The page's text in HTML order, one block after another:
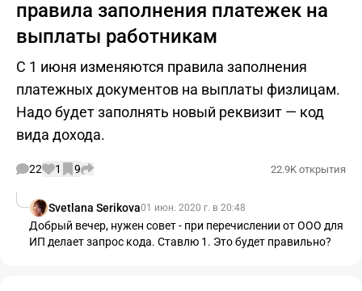
правила заполнения платежек на
выплаты работникам
С 1 июня изменяются правила заполнения
платежных документов на выплаты физлицам.
Надо будет заполнять новый реквизит — код
вида дохода.
22 1 9 22.9K открытия
Svetlana Serikova01 июн. 2020 г. в 20:48
Добрый вечер, нужен совет - при перечислении от ООО для
ИП делает запрос кода. Ставлю 1. Это будет правильно?